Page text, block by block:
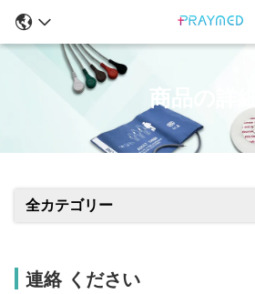
商品の詳細
全カテゴリー
連絡 ください